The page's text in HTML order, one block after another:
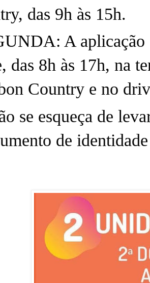
das 9h às 15h.
A aplicação
das 8h às 17h, na
Country e no
se esqueça de
de